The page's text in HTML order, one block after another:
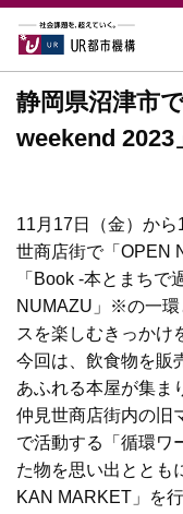
静岡県沼津市
weekend 2023
11月17日（金）か
世商店街で「OPEN
「Book -本とまちで
NUMAZU」※の一環
スを楽しむきっかけ
今回は、飲食物を販
あふれる本屋が集ま
仲見世商店街内の旧
で活動する「循環ワ
た物を思い出ととも
KAN MARKET」を